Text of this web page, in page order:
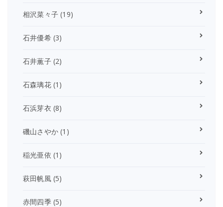
相沢菜々子 (19)
石井優希(3)
石井薫子(2)
石森璃花(1)
石浜芽衣 (8)
磯山さやか (1)
稲光亜依 (1)
萩田帆風(5)
赤間四季(5)